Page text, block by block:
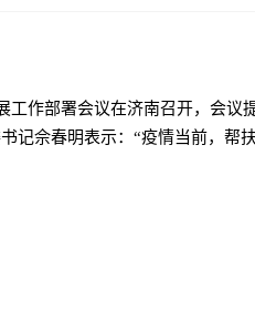
作部署会议在济南召开，会议
记佘春明表示：“疫情当前，帮